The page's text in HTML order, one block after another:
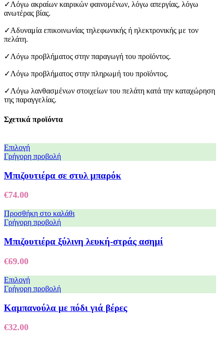
✓Λόγω ακραίων καιρικών φαινομένων, λόγω απεργίας, λόγω
ανωτέρας βίας.
✓Αδυναμία επικοινωνίας τηλεφωνικής ή ηλεκτρονικής με τον
πελάτη.
✓Λόγω προβλήματος στην παραγωγή του προϊόντος.
✓Λόγω προβλήματος στην πληρωμή του προϊόντος.
✓Λόγω λανθασμένων στοιχείων του πελάτη κατά την καταχώρηση
της παραγγελίας.
Σχετικά προϊόντα
Επιλογή
Γρήγορη προβολή
Μπιζουτιέρα σε στυλ μπαρόκ
€74.00
Προσθήκη στο καλάθι
Γρήγορη προβολή
Μπιζουτιέρα ξύλινη λευκή-στράς ασημί
€69.00
Επιλογή
Γρήγορη προβολή
Καμπανούλα με πόδι γιά βέρες
€32.00